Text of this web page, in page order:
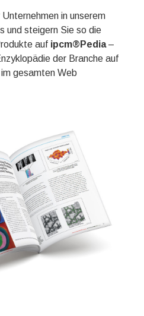
in unserem
und steigern Sie so die
auf ipcm®Pedia–
der Branche auf
gesamten Web